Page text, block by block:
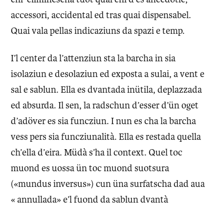
accessori, accidental ed tras quai dispensabel.
Quai vala pellas indicaziuns da spazi e temp.
I’l center da l’attenziun sta la barcha in sia
isolaziun e desolaziun ed exposta a sulai, a vent e
sal e sablun. Ella es dvantada inütila, deplazzada
ed absurda. Il sen, la radschun d’esser d’ün oget
d’adöver es sia funcziun. I nun es cha la barcha
vess pers sia funcziunalità. Ella es restada quella
ch’ella d’eira. Müdà s’ha il context. Quel toc
muond es uossa ün toc muond suotsura
(«mundus inversus») cun üna surfatscha dad aua
« annullada» e’l fuond da sablun dvantà